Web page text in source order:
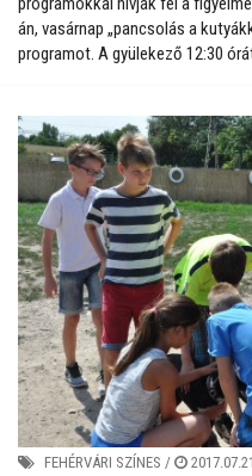
án, vasárnap „pancsolás a
programot. A gyülekező 12:30
FEHÉRVÁRI SZÍNES /